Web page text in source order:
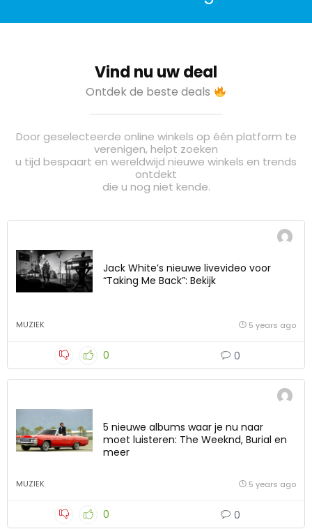
Vind nu uw deal
Ontdek de beste deals
Door geselecteerde online winkels op één platform te
verenigen, helpt zoeken
u tijd bespaart en wereldwijd nieuwe winkels en trends
ontdekt
die u nog niet kende.
Jack White’s nieuwe livevideo voor
“Taking Me Back”: Bekijk
MUZIEK 5 years ago
0 0
5 nieuwe albums waar je nu naar
moet luisteren: The Weeknd, Burial en
meer
MUZIEK 5 years ago
0 0